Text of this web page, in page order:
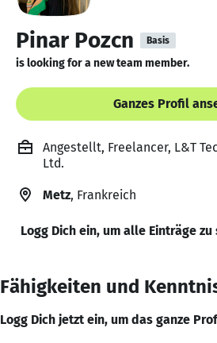
Pinar Pozcn Basis
is looking for a new team member.
Ganzes Profil
Angestellt, Freelancer, L&T
Ltd.
Metz, Frankreich
Logg Dich ein, um alle Einträge zu
Fähigkeiten und
Logg Dich jetzt ein, um das ganze